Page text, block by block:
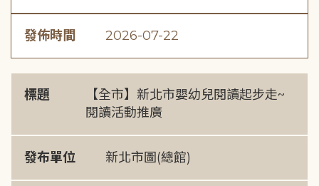
發佈時間 2026-07-22
標題
【全市】新北市嬰幼兒閱讀起步走~
閱讀活動推廣
發布單位 新北市圖(總館)